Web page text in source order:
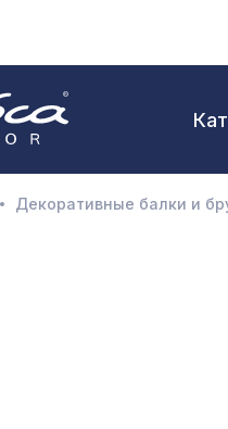
3D
Декоративные балки и